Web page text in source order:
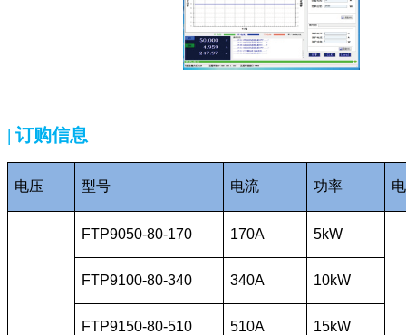
| 订购信息
电压 型号 电流 功率
FTP9050-80-170 170A 5kW
FTP9100-80-340 340A 10kW
FTP9150-80-510 510A 15kW